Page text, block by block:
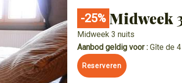
-25% Midweek
Midweek 3 nuits
Aanbod geldig voor : Gîte de
Reserveren